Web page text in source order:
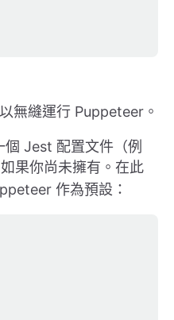
無縫運行 Puppeteer。
Jest 配置文件（例
果你尚未擁有。在此
作為預設：